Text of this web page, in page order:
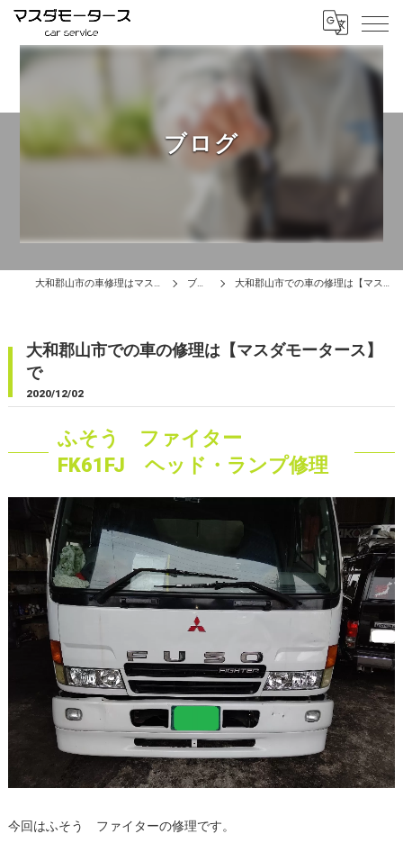
ブログ
大和郡山市の車修理はマスダモータース ブログ 大和郡山市での車の修理は【マスダモータース】で
大和郡山市での車の修理は【マスダモータース】
で
2020/12/02
ふそう ファイター
FK61FJ ヘッド・ランプ修理
今回はふそう ファイターの修理です。